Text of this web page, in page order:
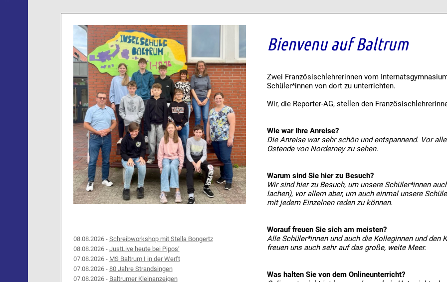
08.08.2026 - Schreibworkshop mit Stella Bongertz
08.08.2026 - JustLive heute bei Pipos‘
07.08.2026 - MS Baltrum I in der Werft
07.08.2026 - 80 Jahre Strandsingen
07.08.2026 - Baltrumer Kleinanzeigen
Bienvenu auf Baltrum
Zwei Französischlehrerinnen vom
Schüler*innen von dort zu unterrichten.
Wir, die Reporter-AG, stellen den
Wie war Ihre Anreise?
Die Anreise war sehr schön und entspannend. Vor
Ostende von Norderney zu sehen.
Warum sind Sie hier zu Besuch?
Wir sind hier zu Besuch, um unsere Schüler*innen
lachen), vor allem aber, um auch einmal unsere
mit jedem Einzelnen reden zu können.
Worauf freuen Sie sich am meisten?
Alle Schüler*innen und auch die Kolleginnen und den
freuen uns auch sehr auf das große, weite Meer.
Was halten Sie von dem Onlineunterricht?